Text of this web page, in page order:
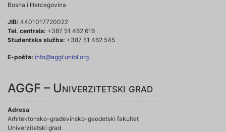
Bosna i Hercegovina
JIB: 4401017720022
Tel. centrala: +387 51 462 616
Studentska služba: +387 51 462 545
E-pošta: info@aggf.unibl.org
AGGF – Univerzitetski grad
Adresa
Arhitektonsko-građevinsko-geodetski fakultet
Univerzitetski grad